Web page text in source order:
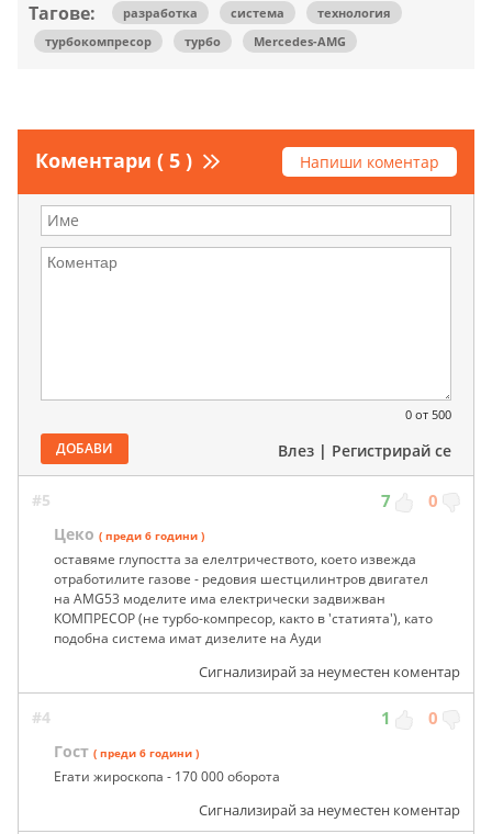
Тагове: разработка система
технология
турбокомпресор
турбо Mercedes-AMG
Коментари ( 5 ) Напиши коментар
0 от 500
ДОБАВИ Влез | Регистрирай се
#5 7 0
Цеко ( преди 6 години )
оставяме глупостта за елелтричеството, което извежда
отработилите газове - редовия шестцилинтров двигател
на AMG53 моделите има електрически задвижван
КОМПРЕСОР (не турбо-компресор, както в 'статията'), като
подобна система имат дизелите на Ауди
Сигнализирай за неуместен коментар
#4 1 0
Гост ( преди 6 години )
Егати жироскопа - 170 000 оборота
Сигнализирай за неуместен коментар